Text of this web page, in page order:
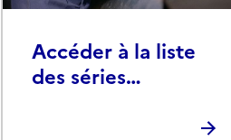
Accéder à la liste
des séries